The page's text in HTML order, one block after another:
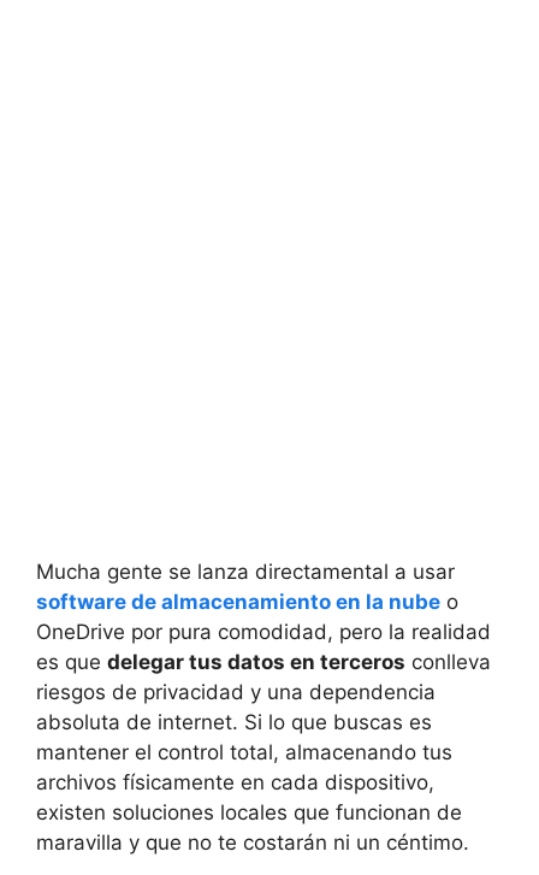
Mucha gente se lanza directamental a usar
software de almacenamiento en la nube o
OneDrive por pura comodidad, pero la realidad
es que delegar tus datos en terceros conlleva
riesgos de privacidad y una dependencia
absoluta de internet. Si lo que buscas es
mantener el control total, almacenando tus
archivos físicamente en cada dispositivo,
existen soluciones locales que funcionan de
maravilla y que no te costarán ni un céntimo.